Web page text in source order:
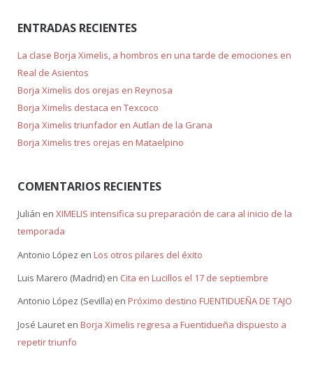
ENTRADAS RECIENTES
La clase Borja Ximelis, a hombros en una tarde de emociones en
Real de Asientos
Borja Ximelis dos orejas en Reynosa
Borja Ximelis destaca en Texcoco
Borja Ximelis triunfador en Autlan de la Grana
Borja Ximelis tres orejas en Mataelpino
COMENTARIOS RECIENTES
Julián en XIMELIS intensifica su preparación de cara al inicio de la
temporada
Antonio López en Los otros pilares del éxito
Luis Marero (Madrid)en Cita en Lucillos el 17 de septiembre
Antonio López (Sevilla)en Próximo destino FUENTIDUEÑA DE TAJO
José Laureten Borja Ximelis regresa a Fuentidueña dispuesto a
repetir triunfo